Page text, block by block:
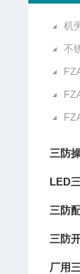
机
不
三防
LED
三防
三防
厂用